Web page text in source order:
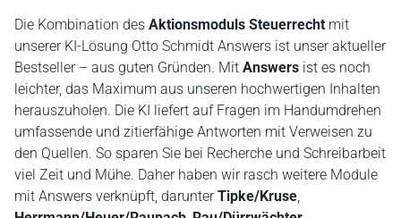
Die Kombination des Aktionsmoduls Steuerrecht mit
unserer KI-Lösung Otto Schmidt Answers ist unser aktueller
Bestseller – aus guten Gründen. Mit Answers ist es noch
leichter, das Maximum aus unseren hochwertigen Inhalten
herauszuholen. Die KI liefert auf Fragen im Handumdrehen
umfassende und zitierfähige Antworten mit Verweisen zu
den Quellen. So sparen Sie bei Recherche und Schreibarbeit
viel Zeit und Mühe. Daher haben wir rasch weitere Module
mit Answers verknüpft, darunterTipke/Kruse